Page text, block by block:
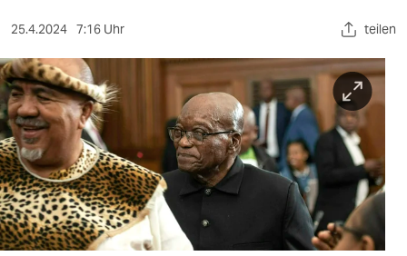
sport
berlin
nord
wahrheit
verlag
verlag
25.4.2024 7:16 Uhr teilen